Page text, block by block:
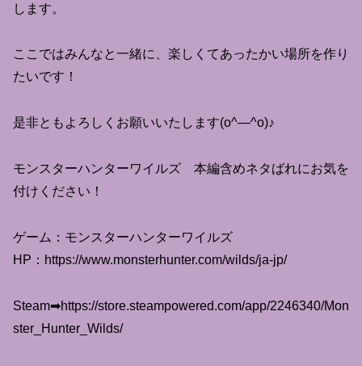
します。
ここではみんなと一緒に、楽しくてあったかい場所を作り
たいです！
是非ともよろしくお願いいたします(o^―^o)♪
モンスターハンターワイルズ 本編含めネタばれにお気を
付けください！
ゲーム：モンスターハンターワイルズ
HP：https://www.monsterhunter.com/wilds/ja-jp/
Steam➡https://store.steampowered.com/app/2246340/Mon
ster_Hunter_Wilds/